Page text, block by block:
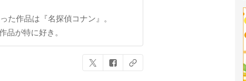
た作品は『名探偵コナン』。
品が特に好き。